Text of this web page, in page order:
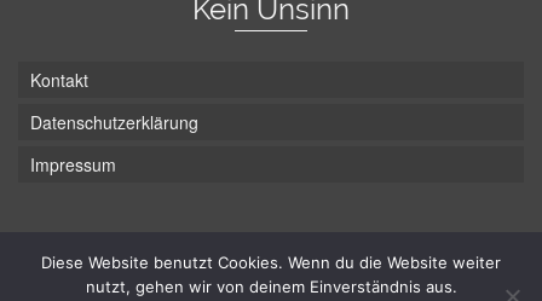
Kein Unsinn
Kontakt
Datenschutzerklärung
Impressum
Diese Website benutzt Cookies. Wenn du die Website weiter
nutzt, gehen wir von deinem Einverständnis aus.